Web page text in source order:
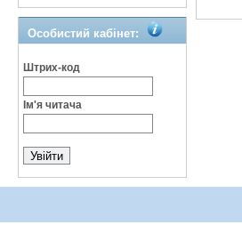
Особистий кабінет:
Штрих-код
Ім'я читача